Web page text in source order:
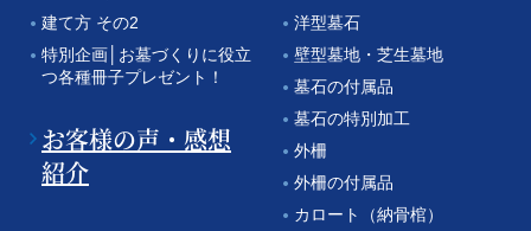
建て方 その2
特別企画│お墓づくりに役立
つ各種冊子プレゼント！
お客様の声・感想
紹介
洋型墓石
壁型墓地・芝生墓地
墓石の付属品
墓石の特別加工
外柵
外柵の付属品
カロート（納骨棺）